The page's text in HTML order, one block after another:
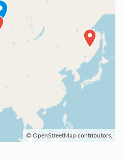
© OpenStreetMap contributors.